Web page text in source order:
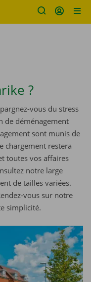
?
vous du stress
de déménagement
sont munis de
chargement restera
toutes vos affaires
notre large
de tailles variées.
vous sur notre
simplicité.